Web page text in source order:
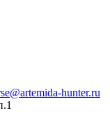
hunter.ru